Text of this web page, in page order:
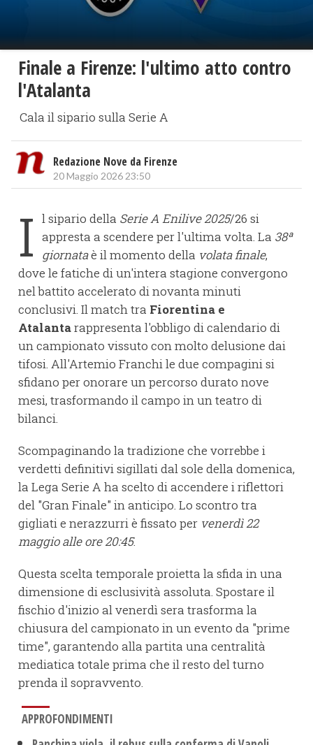
Finale a Firenze: l'ultimo atto contro
l'Atalanta
Cala il sipario sulla Serie A
Redazione Nove da Firenze
20 Maggio 2026 23:50
I l sipario della Serie A Enilive 2025/26 si
appresta a scendere per l'ultima volta. La 38ª
giornataè il momento della volata finale,
dove le fatiche di un'intera stagione convergono
nel battito accelerato di novanta minuti
conclusivi. Il match tra Fiorentina e
Atalantarappresenta l'obbligo di calendario di
un campionato vissuto con molto delusione dai
tifosi. All'Artemio Franchi le due compagini si
sfidano per onorare un percorso durato nove
mesi, trasformando il campo in un teatro di
bilanci.
Scompaginando la tradizione che vorrebbe i
verdetti definitivi sigillati dal sole della domenica,
la Lega Serie A ha scelto di accendere i riflettori
del "Gran Finale" in anticipo. Lo scontro tra
gigliati e nerazzurri è fissato per venerdì 22
maggio alle ore 20:45.
Questa scelta temporale proietta la sfida in una
dimensione di esclusività assoluta. Spostare il
fischio d'inizio al venerdì sera trasforma la
chiusura del campionato in un evento da "prime
time", garantendo alla partita una centralità
mediatica totale prima che il resto del turno
prenda il sopravvento.
APPROFONDIMENTI